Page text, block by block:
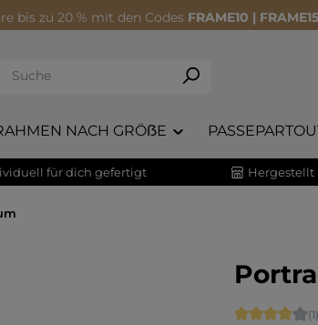
bis zu 20 % mit den Codes FRAME10 |
NACH GRÖẞE
für dich gefertigt Hergestellt
(1)